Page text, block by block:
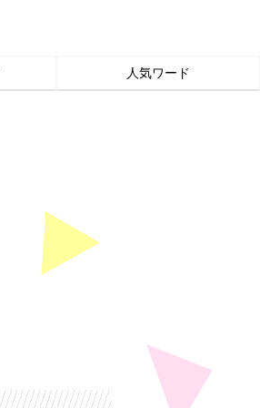
人気ワード